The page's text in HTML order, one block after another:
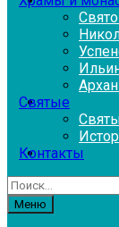
Святые
Контакты
Найти:
Меню